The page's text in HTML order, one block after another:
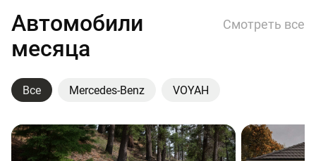
Автомобили
месяца
Смотреть все
Все Mercedes-Benz VOYAH